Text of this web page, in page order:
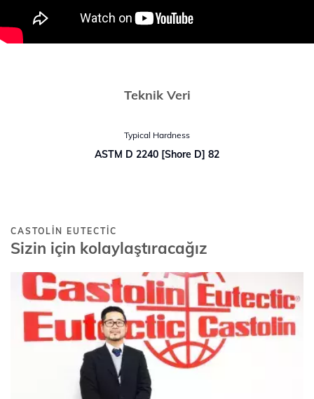
Teknik Veri
Typical Hardness
ASTM D 2240 [Shore D] 82
CASTOLIN EUTECTIC
Sizin için kolaylaştıracağız